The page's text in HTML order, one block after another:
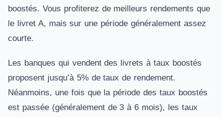
boostés. Vous profiterez de meilleurs rendements que
le livret A, mais sur une période généralement assez
courte.
Les banques qui vendent des livrets à taux boostés
proposent jusqu’à 5% de taux de rendement.
Néanmoins, une fois que la période des taux boostés
est passée (généralement de 3 à 6 mois), les taux